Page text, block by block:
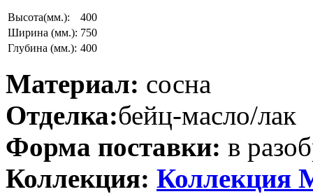
Высота(мм.):
400
Ширина (мм.): 750
Глубина (мм.): 400
Материал: сосна
Отделка:бейц-масло/лак
Форма поставки: в
Коллекция: Коллекция